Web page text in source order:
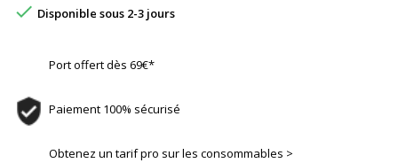
 Disponible sous 2-3 jours
Port offert dès 69€*
Paiement 100% sécurisé
Obtenez un tarif pro sur les consommables >